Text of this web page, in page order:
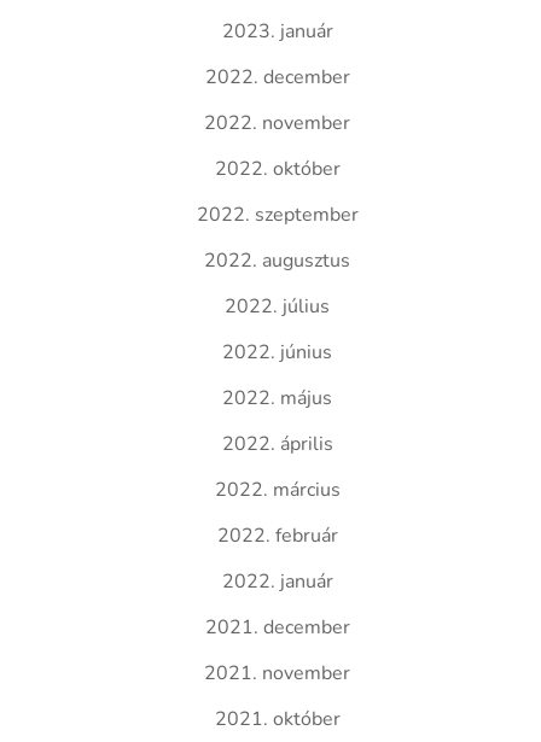
2023. január
2022. december
2022. november
2022. október
2022. szeptember
2022. augusztus
2022. július
2022. június
2022. május
2022. április
2022. március
2022. február
2022. január
2021. december
2021. november
2021. október